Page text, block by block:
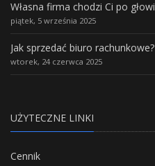
piątek, 5 września 2025
Jak sprzedać biuro rachunkowe?
wtorek, 24 czerwca 2025
UŻYTECZNE LINKI
Cennik